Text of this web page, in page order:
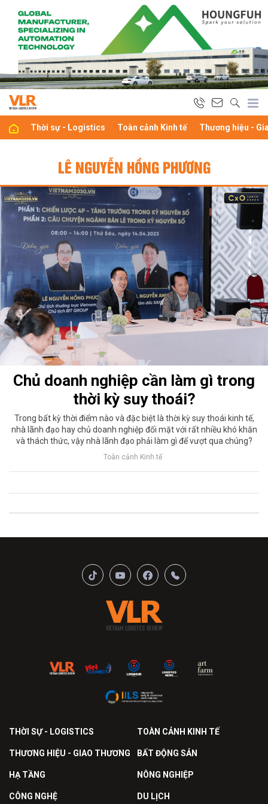
Thời sự - Logistics Toàn cảnh Kinh tế Thương hiệu -
LÊ NGUYỄN HỒNG PHƯƠNG
Chủ doanh nghiệp cần làm gì trong
thời kỳ suy thoái?
Trong bất kỳ thời điểm nào và đặc biệt là thời kỳ suy thoái kinh tế,
nhà lãnh đạo hay chủ doanh nghiệp đối mặt với rất nhiều khó khăn
và thách thức, vậy nhà lãnh đạo phải làm gì để vượt qua chúng?
Toàn cảnh Kinh tế
THỜI SỰ - LOGISTICS TOÀN CẢNH KINH TẾ
THƯƠNG HIỆU - GIAO THƯƠNG BẤT ĐỘNG SẢN
HẠ TẦNG NÔNG NGHIỆP
CÔNG NGHỆ DU LỊCH